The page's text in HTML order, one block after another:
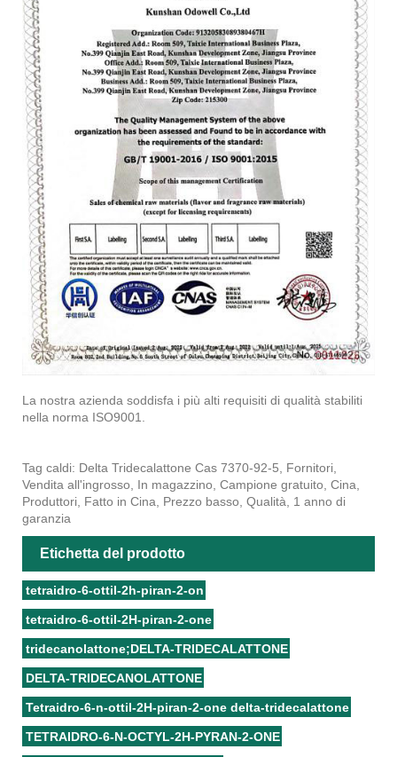
La nostra azienda soddisfa i più alti requisiti di qualità stabiliti
nella norma ISO9001.
Tag caldi: Delta Tridecalattone Cas 7370-92-5, Fornitori,
Vendita all'ingrosso, In magazzino, Campione gratuito, Cina,
Produttori, Fatto in Cina, Prezzo basso, Qualità, 1 anno di
garanzia
Etichetta del prodotto
tetraidro-6-ottil-2h-piran-2-on
tetraidro-6-ottil-2H-piran-2-one
tridecanolattone;DELTA-TRIDECALATTONE
DELTA-TRIDECANOLATTONE
Tetraidro-6-n-ottil-2H-piran-2-one delta-tridecalattone
TETRAIDRO-6-N-OCTYL-2H-PYRAN-2-ONE